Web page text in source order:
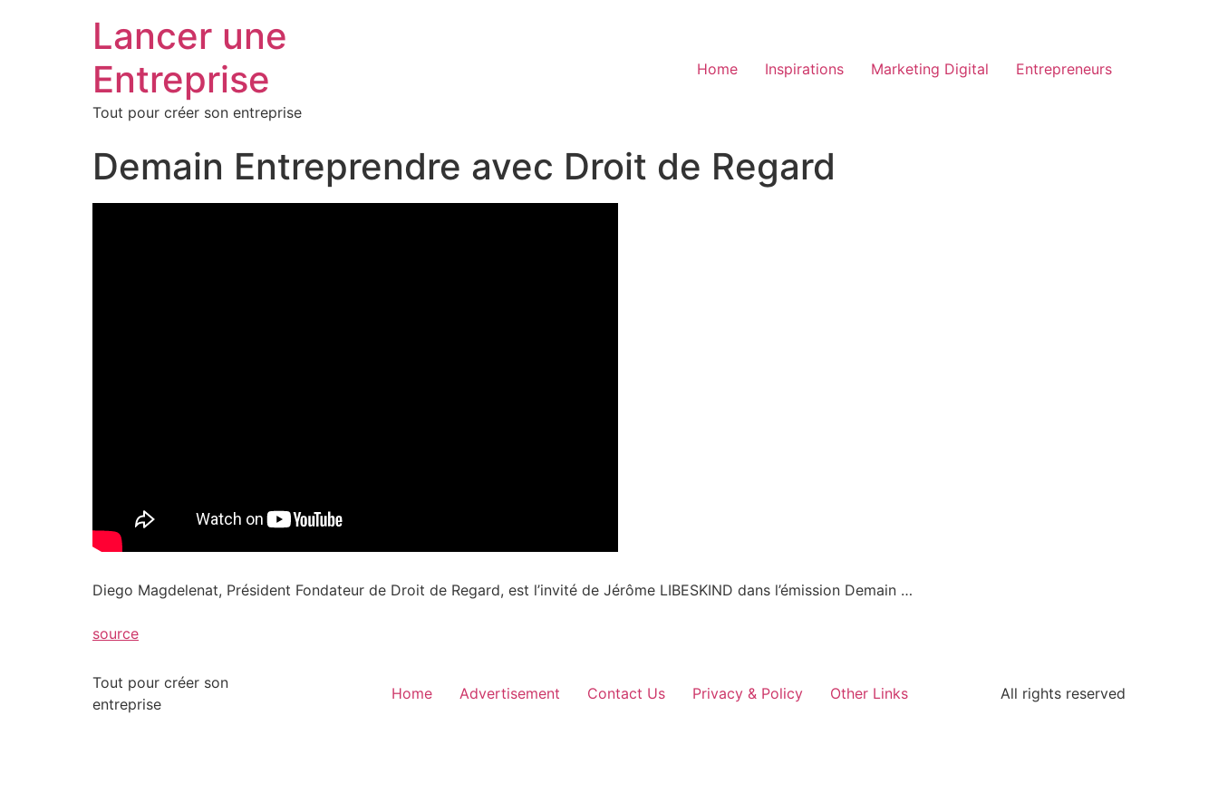
Lancer une
Entreprise
Tout pour créer son entreprise
Home Inspirations Marketing Digital Entrepreneurs
Demain Entreprendre avec Droit de Regard
Diego Magdelenat, Président Fondateur de Droit de Regard, est l’invité de Jérôme LIBESKIND dans l’émission Demain …
source
Tout pour créer son
entreprise
Home Advertisement Contact Us Privacy & Policy Other Links All rights reserved